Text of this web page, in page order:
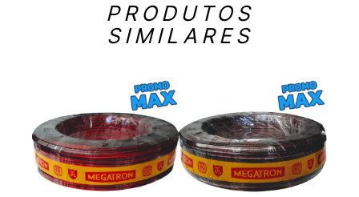
PRODUTOS
SIMILARES